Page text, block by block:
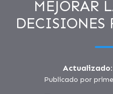
MEJORAR
DECISIONES
Publicado por